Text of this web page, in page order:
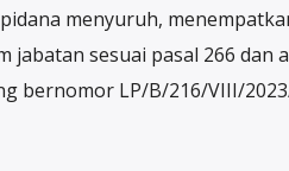
menyuruh,
sesuai pasal 266 dan
bernomor LP/B/216/VIII/2023/